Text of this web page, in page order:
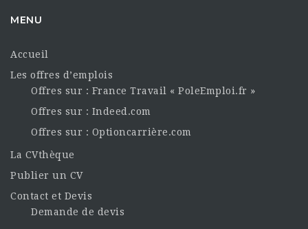
MENU
Accueil
Les offres d’emplois
Offres sur : France Travail « PoleEmploi.fr »
Offres sur : Indeed.com
Offres sur : Optioncarrière.com
La CVthèque
Publier un CV
Contact et Devis
Demande de devis